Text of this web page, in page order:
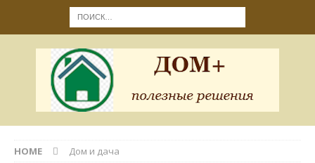
HOME Дом и дача